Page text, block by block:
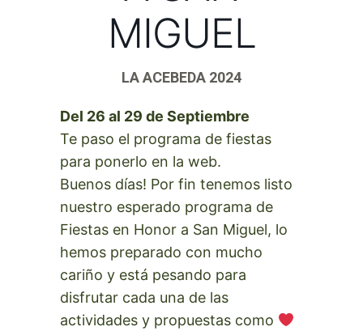
MIGUEL
LA ACEBEDA 2024
Del 26 al 29 de Septiembre
Te paso el programa de fiestas
para ponerlo en la web.
Buenos días! Por fin tenemos listo
nuestro esperado programa de
Fiestas en Honor a San Miguel, lo
hemos preparado con mucho
cariño y está pesando para
disfrutar cada una de las
actividades y propuestas como